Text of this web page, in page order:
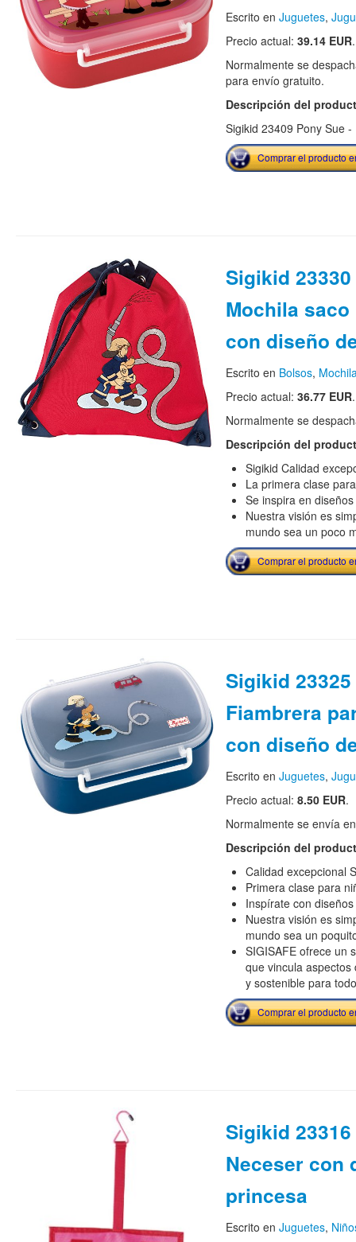
Escrito en Juguetes,
Precio actual: 39.14 EUR.
Normalmente se
para envío gratuito.
Descripción del
Sigikid 23409 Pony Sue
Comprar el producto
Sigikid 23330
Mochila
con diseño
Escrito en Bolsos,
Precio actual: 36.77 EUR.
Normalmente se
Descripción del
Sigikid Calidad
La primera clase
Se inspira en
Nuestra visión es
mundo sea un poco
Comprar el producto
Sigikid 23325
Fiambrera
con diseño
Escrito en Juguetes,
Precio actual: 8.50 EUR.
Normalmente se envía
Descripción del
Calidad excepcional
Primera clase para
Inspírate con
Nuestra visión es
mundo sea un
SIGISAFE ofrece un
que vincula
y sostenible para
Comprar el producto
Sigikid 23316
Neceser con
princesa
Escrito en Juguetes,